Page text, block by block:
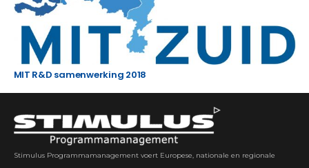
MIT R&D samenwerking 2018
Stimulus Programmamanagement voert Europese, nationale en regionale